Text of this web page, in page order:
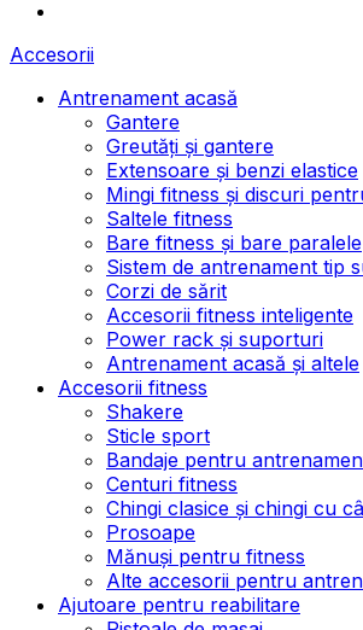
Accesorii
Antrenament acasă
Gantere
Greutăți și gantere
Extensoare și benzi elastice
Mingi fitness și discuri
Saltele fitness
Bare fitness și bare paralele
Sistem de antrenament tip
Corzi de sărit
Accesorii fitness inteligente
Power rack și suporturi
Antrenament acasă și altele
Accesorii fitness
Shakere
Sticle sport
Bandaje pentru
Centuri fitness
Chingi clasice și chingi cu
Prosoape
Mănuși pentru fitness
Alte accesorii pentru
Ajutoare pentru reabilitare